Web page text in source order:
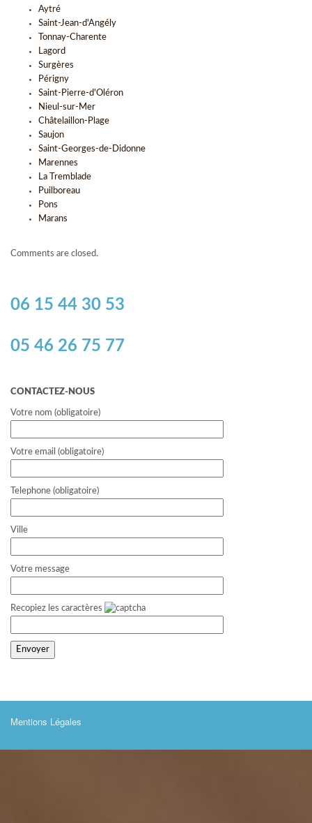
Aytré
Saint-Jean-d'Angély
Tonnay-Charente
Lagord
Surgères
Périgny
Saint-Pierre-d'Oléron
Nieul-sur-Mer
Châtelaillon-Plage
Saujon
Saint-Georges-de-Didonne
Marennes
La Tremblade
Puilboreau
Pons
Marans
Comments are closed.
06 15 44 30 53
05 46 26 75 77
CONTACTEZ-NOUS
Votre nom (obligatoire)
Votre email (obligatoire)
Telephone (obligatoire)
Ville
Votre message
Recopiez les caractères
Mentions Légales